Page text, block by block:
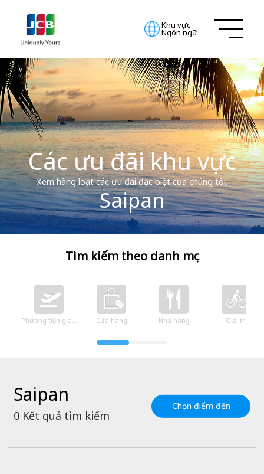
Khu vực
Ngôn ngữ
Các ưu đãi khu vực
Xem hàng loạt các ưu đãi đặc biệt của chúng tôi.
Saipan
Tìm kiếm theo danh mục
Phương tiện giao thôngCửa hàng Nhà hàng Giải trí
Saipan
0 Kết quả tìm kiếm
Chọn điểm đến